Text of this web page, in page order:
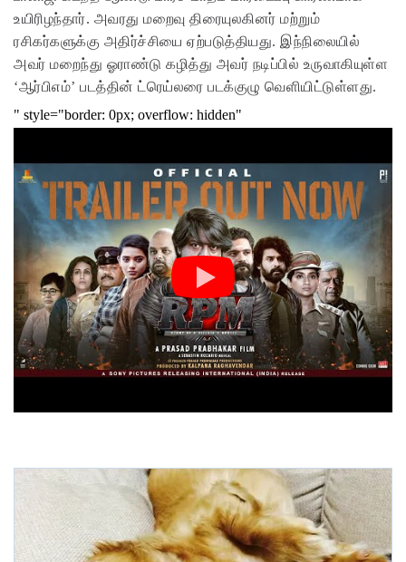
உயிரிழந்தார். அவரது மறைவு திரையுலகினர் மற்றும்
ரசிகர்களுக்கு அதிர்ச்சியை ஏற்படுத்தியது. இந்நிலையில்
அவர் மறைந்து ஓராண்டு கழித்து அவர் நடிப்பில் உருவாகியுள்ள
‘ஆர்பிஎம்’ படத்தின் ட்ரெய்லரை படக்குழு வெளியிட்டுள்ளது.